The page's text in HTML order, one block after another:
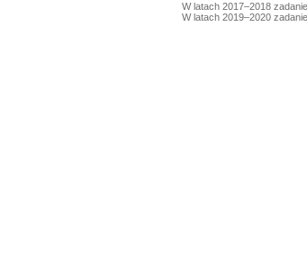
W latach 2017–2018
W latach 2019–2020